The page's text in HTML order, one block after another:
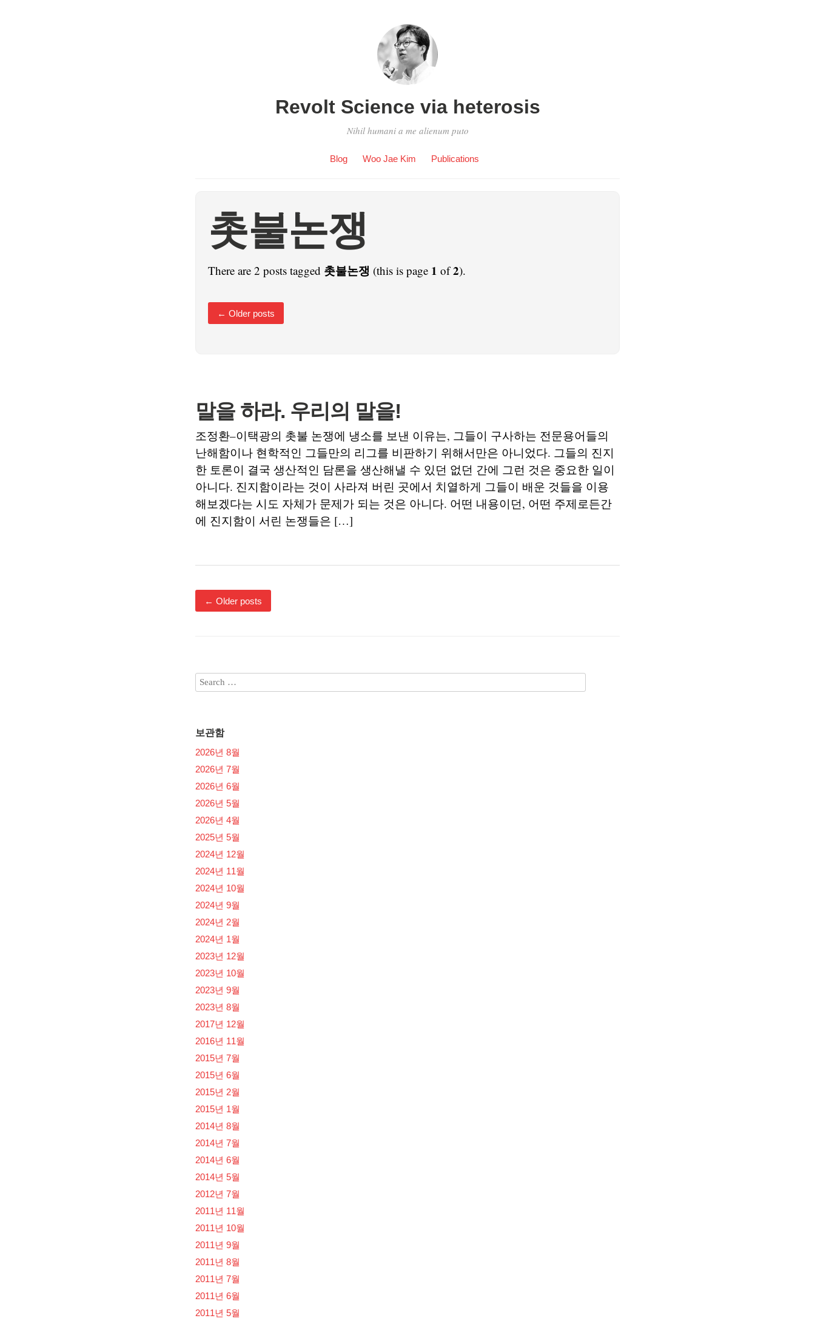
Revolt Science via heterosis
Nihil humani a me alienum puto
Blog Woo Jae Kim Publications
촛불논쟁
There are 2 posts tagged 촛불논쟁 (this is page 1 of2).
← Older posts
말을 하라. 우리의 말을!
조정환–이택광의 촛불 논쟁에 냉소를 보낸 이유는, 그들이 구사하는 전문용어들의
난해함이나 현학적인 그들만의 리그를 비판하기 위해서만은 아니었다. 그들의 진지
한 토론이 결국 생산적인 담론을 생산해낼 수 있던 없던 간에 그런 것은 중요한 일이
아니다. 진지함이라는 것이 사라져 버린 곳에서 치열하게 그들이 배운 것들을 이용
해보겠다는 시도 자체가 문제가 되는 것은 아니다. 어떤 내용이던, 어떤 주제로든간
에 진지함이 서린 논쟁들은 […]
← Older posts
보관함
2026년 8월
2026년 7월
2026년 6월
2026년 5월
2026년 4월
2025년 5월
2024년 12월
2024년 11월
2024년 10월
2024년 9월
2024년 2월
2024년 1월
2023년 12월
2023년 10월
2023년 9월
2023년 8월
2017년 12월
2016년 11월
2015년 7월
2015년 6월
2015년 2월
2015년 1월
2014년 8월
2014년 7월
2014년 6월
2014년 5월
2012년 7월
2011년 11월
2011년 10월
2011년 9월
2011년 8월
2011년 7월
2011년 6월
2011년 5월